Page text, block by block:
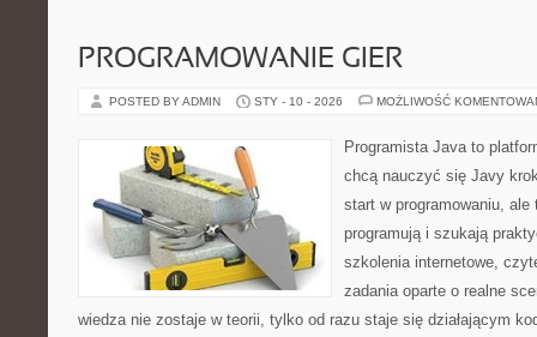
PROGRAMOWANIE GIER
POSTED BY ADMIN STY - 10 - 2026 MOŻLIWOŚĆ
Programista Java to
chcą nauczyć się Javy
start w programowaniu,
programują i szukają
szkolenia internetowe,
zadania oparte o realne
wiedza nie zostaje w teorii, tylko od razu staje się działającym